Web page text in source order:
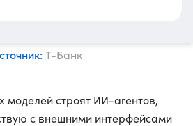
Т-Банк
моделей строят ИИ-агентов,
с внешними интерфейсами